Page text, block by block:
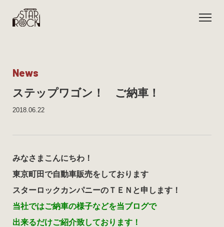
News
ステップワゴン！ ご納車！
2018.06.22
みなさまこんにちわ！
東京町田で自動車販売をしております
スターロックカンパニーのＴＥＮと申します！
当社ではご納車の様子などを当ブログで
出来るだけご紹介致しております！